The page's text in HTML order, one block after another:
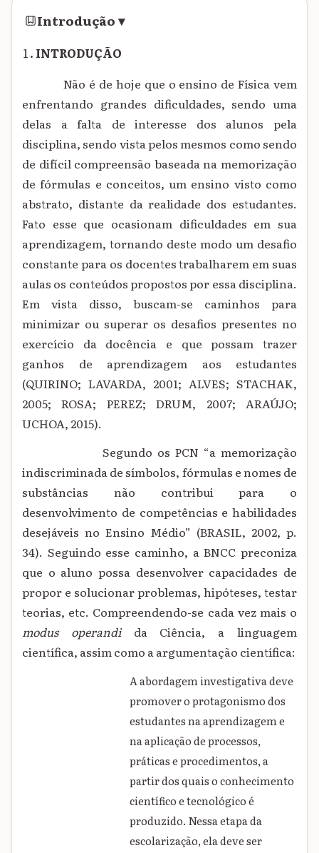
Introdução▾
INTRODUÇÃO
Não é de hoje que o ensino de Física vem
enfrentando grandes dificuldades, sendo uma
delas a falta de interesse dos alunos pela
disciplina, sendo vista pelos mesmos como sendo
de difícil compreensão baseada na memorização
de fórmulas e conceitos, um ensino visto como
abstrato, distante da realidade dos estudantes.
Fato esse que ocasionam dificuldades em sua
aprendizagem, tornando deste modo um desafio
constante para os docentes trabalharem em suas
aulas os conteúdos propostos por essa disciplina.
Em vista disso, buscam-se caminhos para
minimizar ou superar os desafios presentes no
exercício da docência e que possam trazer
ganhos de aprendizagem aos estudantes
(QUIRINO; LAVARDA, 2001; ALVES; STACHAK,
2005; ROSA; PEREZ; DRUM, 2007; ARAÚJO;
UCHOA, 2015).
Segundo os PCN “a memorização
indiscriminada de símbolos, fórmulas e nomes de
substâncias não contribui para o
desenvolvimento de competências e habilidades
desejáveis no Ensino Médio” (BRASIL, 2002, p.
34). Seguindo esse caminho, a BNCC preconiza
que o aluno possa desenvolver capacidades de
propor e solucionar problemas, hipóteses, testar
teorias, etc. Compreendendo-se cada vez mais o
modus operandida Ciência, a linguagem
científica, assim como a argumentação científica:
A abordagem investigativa deve
promover o protagonismo dos
estudantes na aprendizagem e
na aplicação de processos,
práticas e procedimentos, a
partir dos quais o conhecimento
científico e tecnológico é
produzido. Nessa etapa da
escolarização, ela deve ser